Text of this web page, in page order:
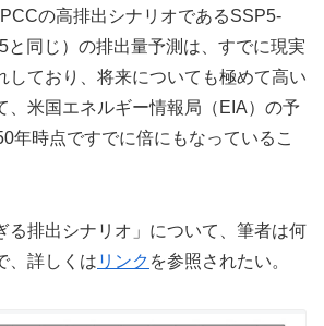
の高排出シナリオであるSSP5-
と同じ）の排出量予測は、すでに現実
しており、将来についても極めて高い
、米国エネルギー情報局（EIA）の予
年時点ですでに倍にもなっているこ
る排出シナリオ」について、筆者は何
、詳しくは リンク を参照されたい。